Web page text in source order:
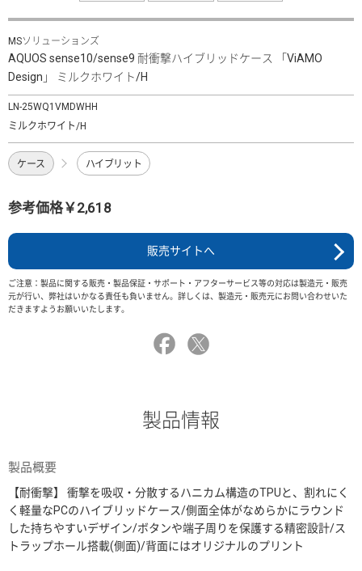
MSソリューションズ
AQUOS sense10/sense9 耐衝撃ハイブリッドケース 「ViAMO
Design」 ミルクホワイト/H
LN-25WQ1VMDWHH
ミルクホワイト/H
ケース ハイブリット
参考価格￥2,618
販売サイトへ
ご注意：製品に関する販売・製品保証・サポート・アフターサービス等の対応は製造元・販売
元が行い、弊社はいかなる責任も負いません。詳しくは、製造元・販売元にお問い合わせいた
だきますようお願いいたします。
製品情報
製品概要
【耐衝撃】 衝撃を吸収・分散するハニカム構造のTPUと、割れにく
く軽量なPCのハイブリッドケース/側面全体がなめらかにラウンド
した持ちやすいデザイン/ボタンや端子周りを保護する精密設計/ス
トラップホール搭載(側面)/背面にはオリジナルのプリント